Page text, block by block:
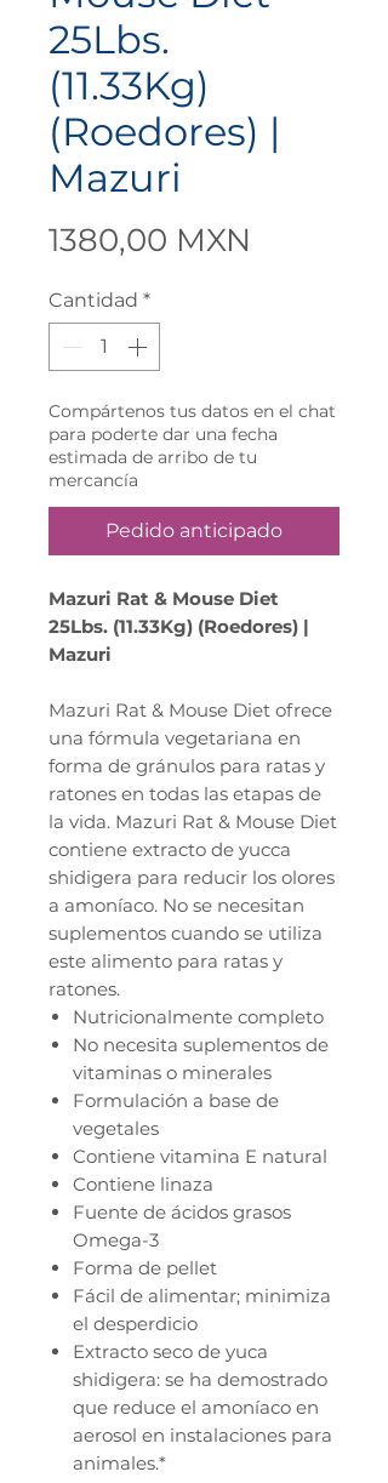
25Lbs.
(11.33Kg)
(Roedores) |
Mazuri
1380,00 MXN
Cantidad *
Compártenos tus datos en el chat
para poderte dar una fecha
estimada de arribo de tu
mercancía
Pedido anticipado
Mazuri Rat & Mouse Diet
25Lbs. (11.33Kg) (Roedores) |
Mazuri
Mazuri Rat & Mouse Diet ofrece
una fórmula vegetariana en
forma de gránulos para ratas y
ratones en todas las etapas de
la vida. Mazuri Rat & Mouse Diet
contiene extracto de yucca
shidigera para reducir los olores
a amoníaco. No se necesitan
suplementos cuando se utiliza
este alimento para ratas y
ratones.
Nutricionalmente completo
No necesita suplementos de
vitaminas o minerales
Formulación a base de
vegetales
Contiene vitamina E natural
Contiene linaza
Fuente de ácidos grasos
Omega-3
Forma de pellet
Fácil de alimentar; minimiza
el desperdicio
Extracto seco de yuca
shidigera: se ha demostrado
que reduce el amoníaco en
aerosol en instalaciones para
animales.*